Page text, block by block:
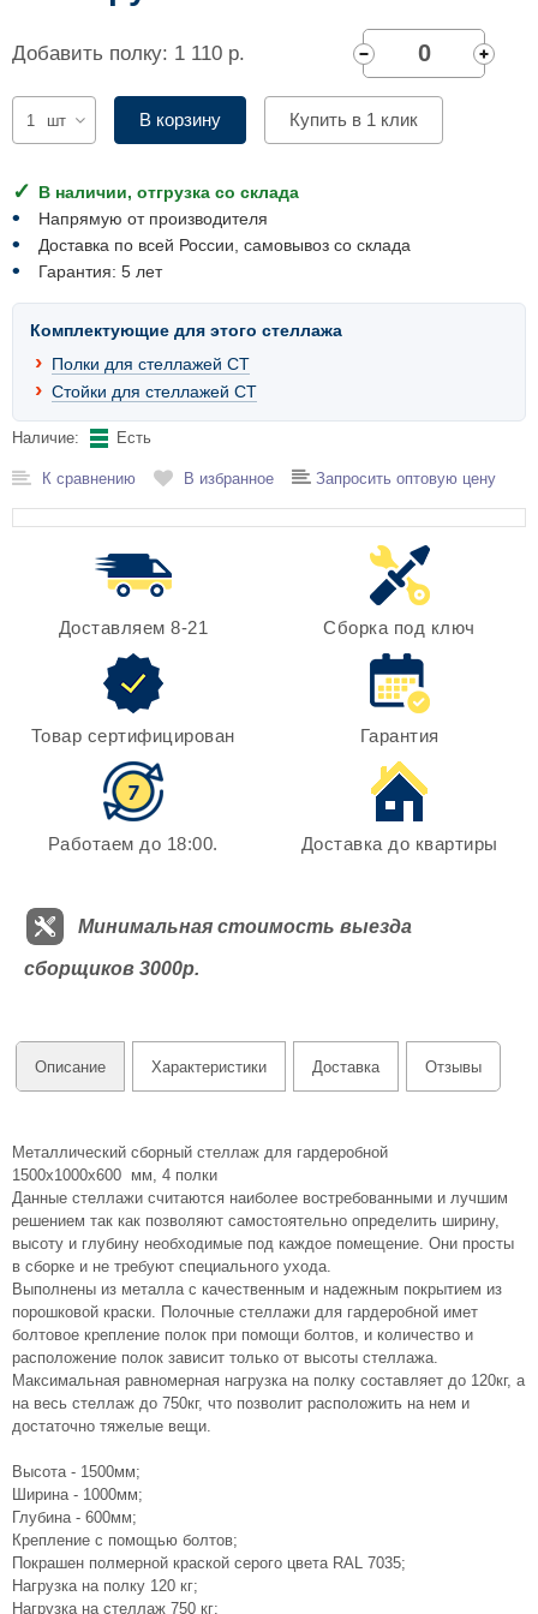
Добавить полку: 1 110 р.
шт В корзину Купить в 1 клик
В наличии, отгрузка со склада
Напрямую от производителя
Доставка по всей России, самовывоз со склада
Гарантия: 5 лет
Комплектующие для этого стеллажа
Полки для стеллажей СТ
Стойки для стеллажей СТ
Наличие: Есть
К сравнению В избранное Запросить оптовую цену
Доставляем 8-21 Сборка под ключ
Товар сертифицирован Гарантия
Работаем до 18:00. Доставка до квартиры
Минимальная стоимость выезда
сборщиков 3000р.
Описание Характеристики Доставка Отзывы
Металлический сборный стеллаж для гардеробной
1500х1000х600 мм, 4 полки
Данные стеллажи считаются наиболее востребованными и лучшим
решением так как позволяют самостоятельно определить ширину,
высоту и глубину необходимые под каждое помещение. Они просты
в сборке и не требуют специального ухода.
Выполнены из металла с качественным и надежным покрытием из
порошковой краски. Полочные стеллажи для гардеробной имет
болтовое крепление полок при помощи болтов, и количество и
расположение полок зависит только от высоты стеллажа.
Максимальная равномерная нагрузка на полку составляет до 120кг, а
на весь стеллаж до 750кг, что позволит расположить на нем и
достаточно тяжелые вещи.
Высота - 1500мм;
Ширина - 1000мм;
Глубина - 600мм;
Крепление с помощью болтов;
Покрашен полмерной краской серого цвета RAL 7035;
Нагрузка на полку 120 кг;
Нагрузка на стеллаж 750 кг;